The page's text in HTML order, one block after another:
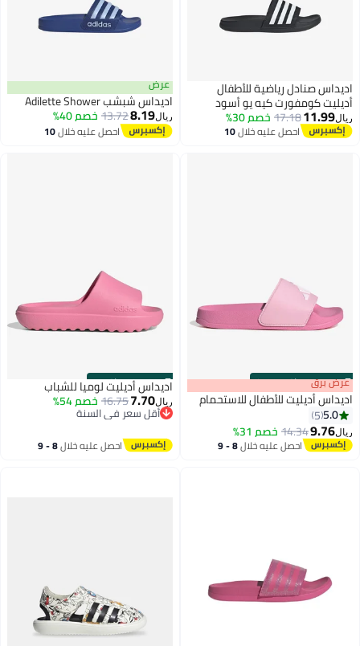
اديداس صنادل رياضية للأطفال
أديليت كومفورت كيه يو أسود
ريال11.99
17.18خصم 30%
احصل عليه خلال10
عرض
اديداس شبشب Adilette Shower
ريال8.19
13.72خصم 40%
احصل عليه خلال10
00m:00s
·باقي 100%
2
عرض برق
اديداس أديليت للأطفال للاستحمام
5.0
5
ريال9.76
14.34خصم 31%
احصل عليه خلال 8 - 9
00m:00s
·باقي 9
اديداس أديليت لوميا للشباب
ريال7.70
16.75خصم 54%
أقل سعر في السنة
أقل سعر في السنة
احصل عليه خلال 8 - 9